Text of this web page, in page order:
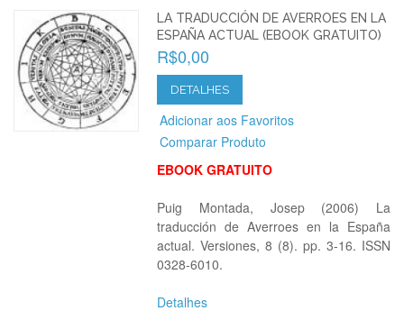
LA TRADUCCIÓN DE AVERROES EN LA
ESPAÑA ACTUAL (EBOOK GRATUITO)
R$0,00
DETALHES
Adicionar aos Favoritos
Comparar Produto
EBOOK GRATUITO
Puig Montada, Josep (2006) La
traducción de Averroes en la España
actual. Versiones, 8 (8). pp. 3-16. ISSN
0328-6010.
Detalhes